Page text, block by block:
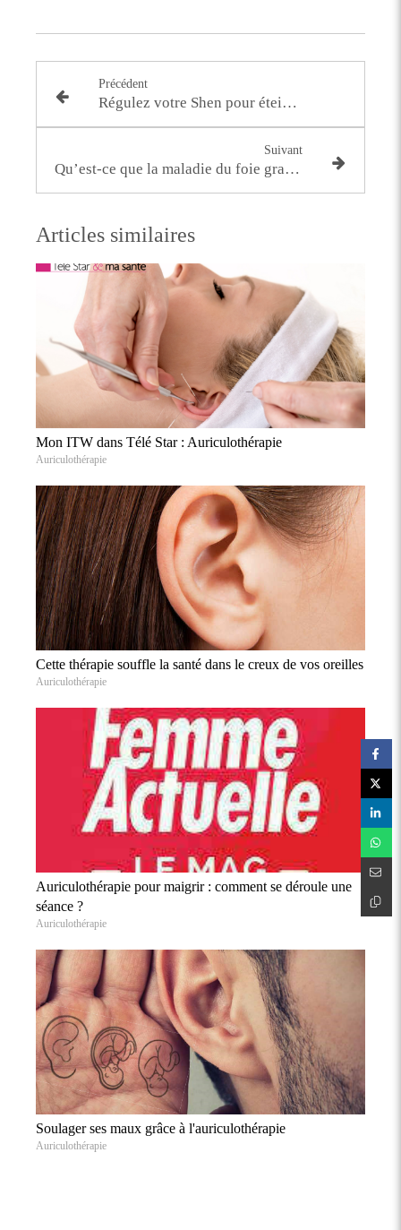
Précédent
Régulez votre Shen pour éteindre vos douleurs : 6 points d’acupuncture
Suivant
Qu’est-ce que la maladie du foie gras non alcoolique ou stéatose non alcoolique ?
Articles similaires
Mon ITW dans Télé Star : Auriculothérapie
Auriculothérapie
Cette thérapie souffle la santé dans le creux de vos oreilles
Auriculothérapie
Auriculothérapie pour maigrir : comment se déroule une
séance ?
Auriculothérapie
Soulager ses maux grâce à l'auriculothérapie
Auriculothérapie